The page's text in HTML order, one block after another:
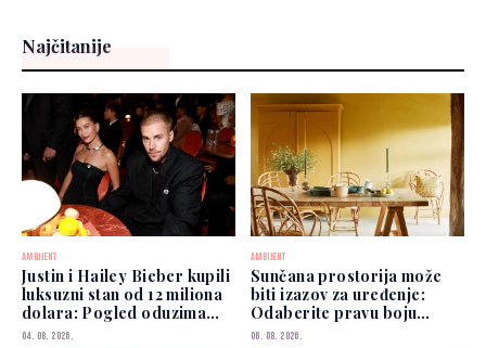
Najčitanije
AMBIJENT
Justin i Hailey Bieber kupili
luksuzni stan od 12 miliona
dolara: Pogled oduzima
dah
04. 08. 2026.
AMBIJENT
Sunčana prostorija može
biti izazov za uređenje:
Odaberite pravu boju
zidova
06. 08. 2026.